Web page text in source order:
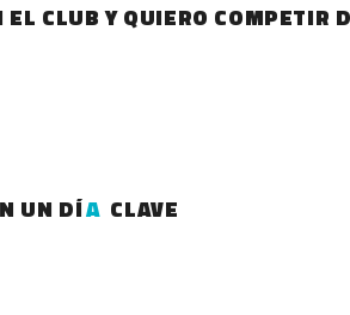
CLUB Y QUIERO COMPETIR
UN DÍA CLAVE